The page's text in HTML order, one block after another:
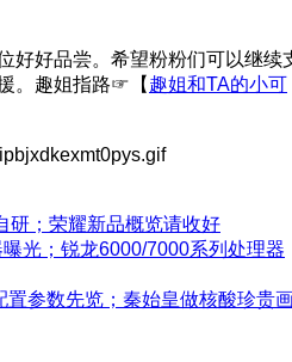
好好品尝。希望粉粉们可以继续
。趣姐指路☞【 趣姐和TA的小可
研；荣耀新品概览请收好
曝光；锐龙6000/7000系列处理器
参数先览；秦始皇做核酸珍贵